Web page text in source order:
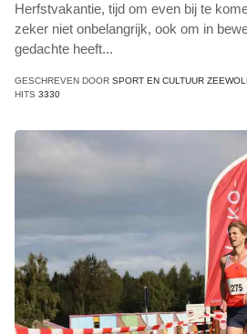
Herfstvakantie, tijd om even bij te
zeker niet onbelangrijk, ook om in
gedachte heeft...
GESCHREVEN DOOR SPORT EN CULTUUR
HITS 3330